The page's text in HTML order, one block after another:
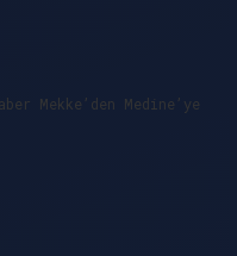
Mekke’den Medine’ye